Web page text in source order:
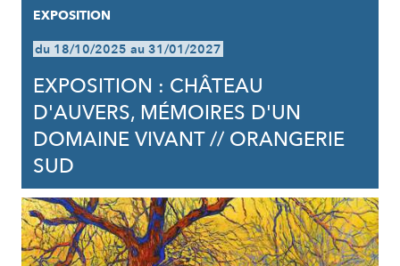
EXPOSITION
du 18/10/2025 au 31/01/2027
EXPOSITION : CHÂTEAU
D'AUVERS, MÉMOIRES D'UN
DOMAINE VIVANT // ORANGERIE
SUD